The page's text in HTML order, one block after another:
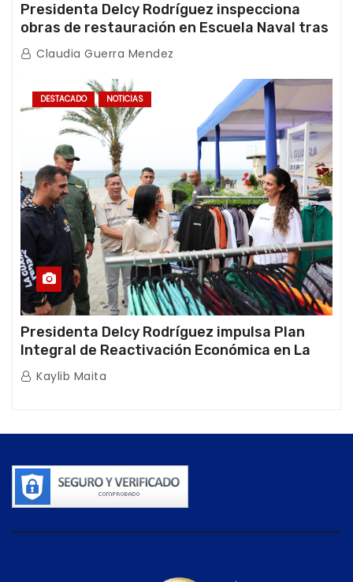
Presidenta Delcy Rodríguez inspecciona
obras de restauración en Escuela Naval tras
afectaciones sísmicas en La Guaira
Claudia Guerra Mendez
DESTACADO NOTICIAS
Presidenta Delcy Rodríguez impulsa Plan
Integral de Reactivación Económica en La
Guaira
Kaylib Maita